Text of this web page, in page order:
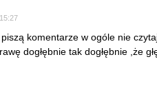
komentarze w ogóle nie
dogłębnie tak dogłębnie ,że